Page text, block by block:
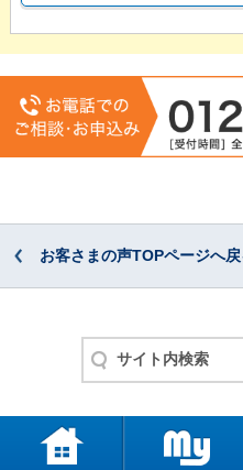
お客さまの声TOPページへ戻